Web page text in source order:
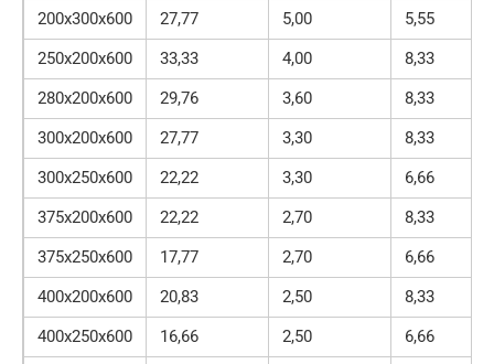
200х300х600
27,77 5,00
5,55
250х200х600
33,33 4,00
8,33
280х200х600
29,76 3,60
8,33
300х200х600
27,77 3,30
8,33
300х250х600
22,22 3,30
6,66
375х200х600
22,22 2,70
8,33
375х250х600
17,77 2,70
6,66
400х200х600
20,83 2,50
8,33
400х250х600
16,66 2,50
6,66